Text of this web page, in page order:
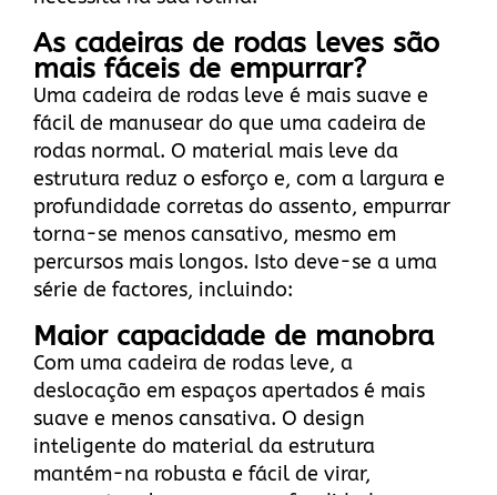
As cadeiras de rodas leves são
mais fáceis de empurrar?
Uma cadeira de rodas leve é mais suave e
fácil de manusear do que uma cadeira de
rodas normal. O material mais leve da
estrutura reduz o esforço e, com a largura e
profundidade corretas do assento, empurrar
torna-se menos cansativo, mesmo em
percursos mais longos. Isto deve-se a uma
série de factores, incluindo:
Maior capacidade de manobra
Com uma cadeira de rodas leve, a
deslocação em espaços apertados é mais
suave e menos cansativa. O design
inteligente do material da estrutura
mantém-na robusta e fácil de virar,